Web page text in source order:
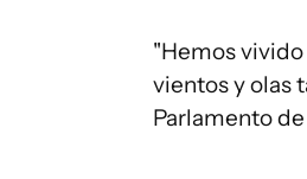
"Hemos
vientos y olas
Parlamento